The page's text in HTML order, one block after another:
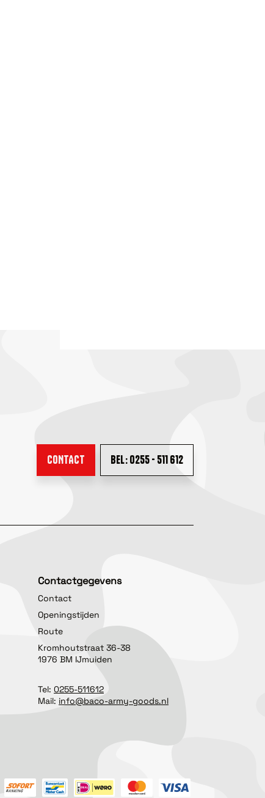
CONTACT BEL: 0255 - 511 612
Contactgegevens
Contact
Openingstijden
Route
Kromhoutstraat 36-38
1976 BM IJmuiden
Tel: 0255-511612
Mail: info@baco-army-goods.nl